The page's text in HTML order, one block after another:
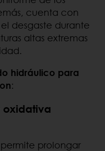
cuenta con
desgaste durante
altas extremas
hidráulico para
:
oxidativa
prolongar